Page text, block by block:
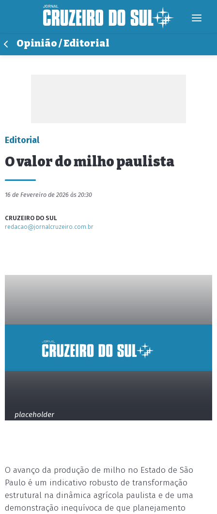
Opinião / Editorial
Editorial
O valor do milho paulista
16 de Fevereiro de 2026 às 20:30
CRUZEIRO DO SUL
redacao@jornalcruzeiro.com.br
placeholder
O avanço da produção de milho no Estado de São
Paulo é um indicativo robusto de transformação
estrutural na dinâmica agrícola paulista e de uma
demonstração inequívoca de que planejamento